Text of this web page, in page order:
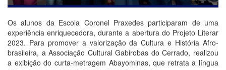
Os alunos da Escola Coronel Praxedes participaram de uma
experiência enriquecedora, durante a abertura do Projeto Literar
2023. Para promover a valorização da Cultura e História Afro-
brasileira, a Associação Cultural Gabirobas do Cerrado, realizou
a exibição do curta-metragem Abayominas, que retrata a língua